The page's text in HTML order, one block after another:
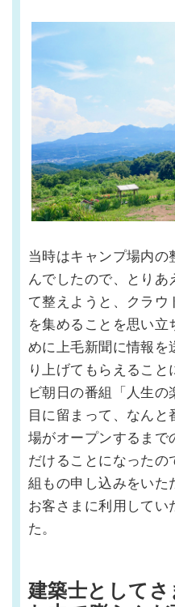
当時はキャンプ場内の
んでしたので、とりあ
て整えようと、クラウ
を集めることを思い立
めに上毛新聞に情報を
り上げてもらえること
ビ朝日の番組「人生
目に留まって、なん
場がオープンするまで
だけることになったの
組もの申し込みをいた
お客さまに利用してい
た。
建築士として